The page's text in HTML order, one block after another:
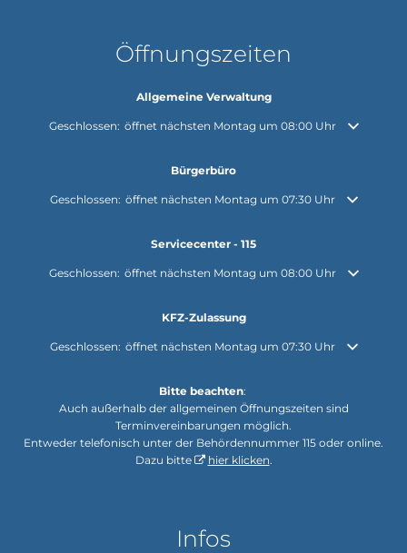
Öffnungszeiten
Allgemeine Verwaltung
Klicken, um weitere Öffnungs- oder Schließzeiten auszublenden
Geschlossen: öffnet nächsten Montag um 08:00 Uhr
Bürgerbüro
Klicken, um weitere Öffnungs- oder Schließzeiten auszublenden
Geschlossen: öffnet nächsten Montag um 07:30 Uhr
Servicecenter - 115
Klicken, um weitere Öffnungs- oder Schließzeiten auszublenden
Geschlossen: öffnet nächsten Montag um 08:00 Uhr
KFZ-Zulassung
Klicken, um weitere Öffnungs- oder Schließzeiten auszublenden
Geschlossen: öffnet nächsten Montag um 07:30 Uhr
Bitte beachten:
Auch außerhalb der allgemeinen Öffnungszeiten sind
Terminvereinbarungen möglich.
Entweder telefonisch unter der Behördennummer 115 oder online.
Dazu bitte
hier klicken.
Infos